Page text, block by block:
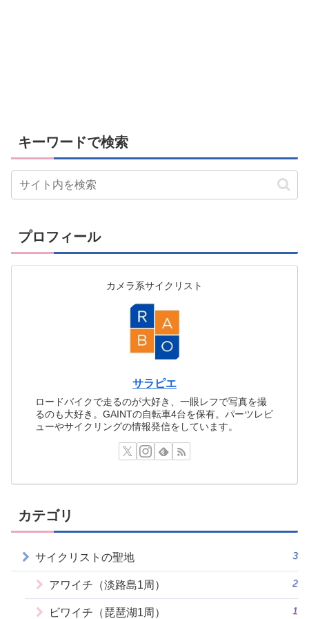
キーワードで検索
プロフィール
カメラ系サイクリスト
サラピエ
ロードバイクで走るのが大好き、一眼レフで写真を撮
るのも大好き。GAINTの自転車4台を保有。パーツレビ
ューやサイクリングの情報発信をしています。
カテゴリ
サイクリストの聖地 3
アワイチ（淡路島1周） 2
ビワイチ（琵琶湖1周） 1